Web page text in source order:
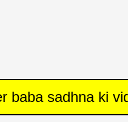
baba sadhna ki